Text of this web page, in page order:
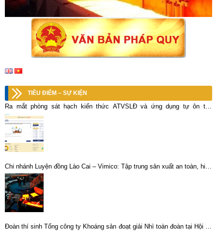
TIÊU ĐIỂM – SỰ KIỆN
Ra mắt phòng sát hạch kiến thức ATVSLĐ và ứng dụng tự ôn tập
ATVSLĐ trên điện thoại thông minh
Chi nhánh Luyện đồng Lào Cai – Vimico: Tập trung sản xuất an toàn, hiệu
quả ngay từ những tháng đầu, quý đầu năm 2023
Đoàn thí sinh Tổng công ty Khoáng sản đoạt giải Nhì toàn đoàn tại Hội thi